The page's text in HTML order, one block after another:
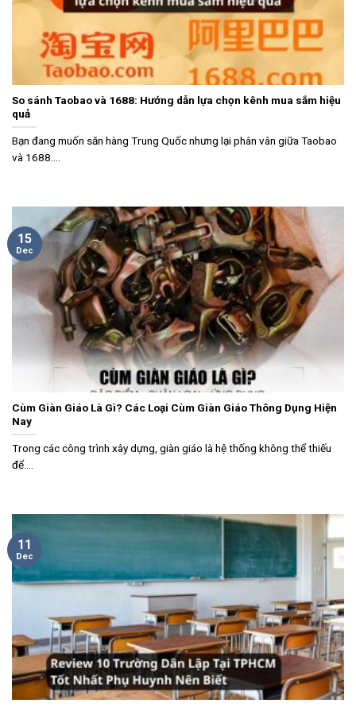
So sánh Taobao và 1688: Hướng dẫn lựa chọn kênh mua sắm hiệu
quả
Bạn đang muốn săn hàng Trung Quốc nhưng lại phân vân giữa Taobao
và 1688....
Cùm Giàn Giáo Là Gì? Các Loại Cùm Giàn Giáo Thông Dụng Hiện
Nay
Trong các công trình xây dựng, giàn giáo là hệ thống không thể thiếu
để....
15
Dec
11
Dec